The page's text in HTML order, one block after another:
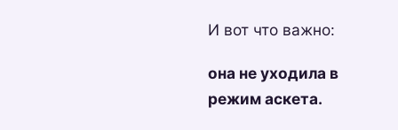
И вот что важно:
она не уходила в
режим аскета.